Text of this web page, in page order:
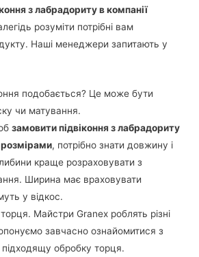
з лабрадориту в компанії
розуміти потрібні вам
Наші менеджери запитають у
подобається? Це може бути
чи матування.
замовити підвіконня з лабрадориту
розмірами, потрібно знати довжину і
краще розраховувати з
Ширина має враховувати
у відкос.
Майстри Granex роблять різні
завчасно ознайомитися з
обробку торця.